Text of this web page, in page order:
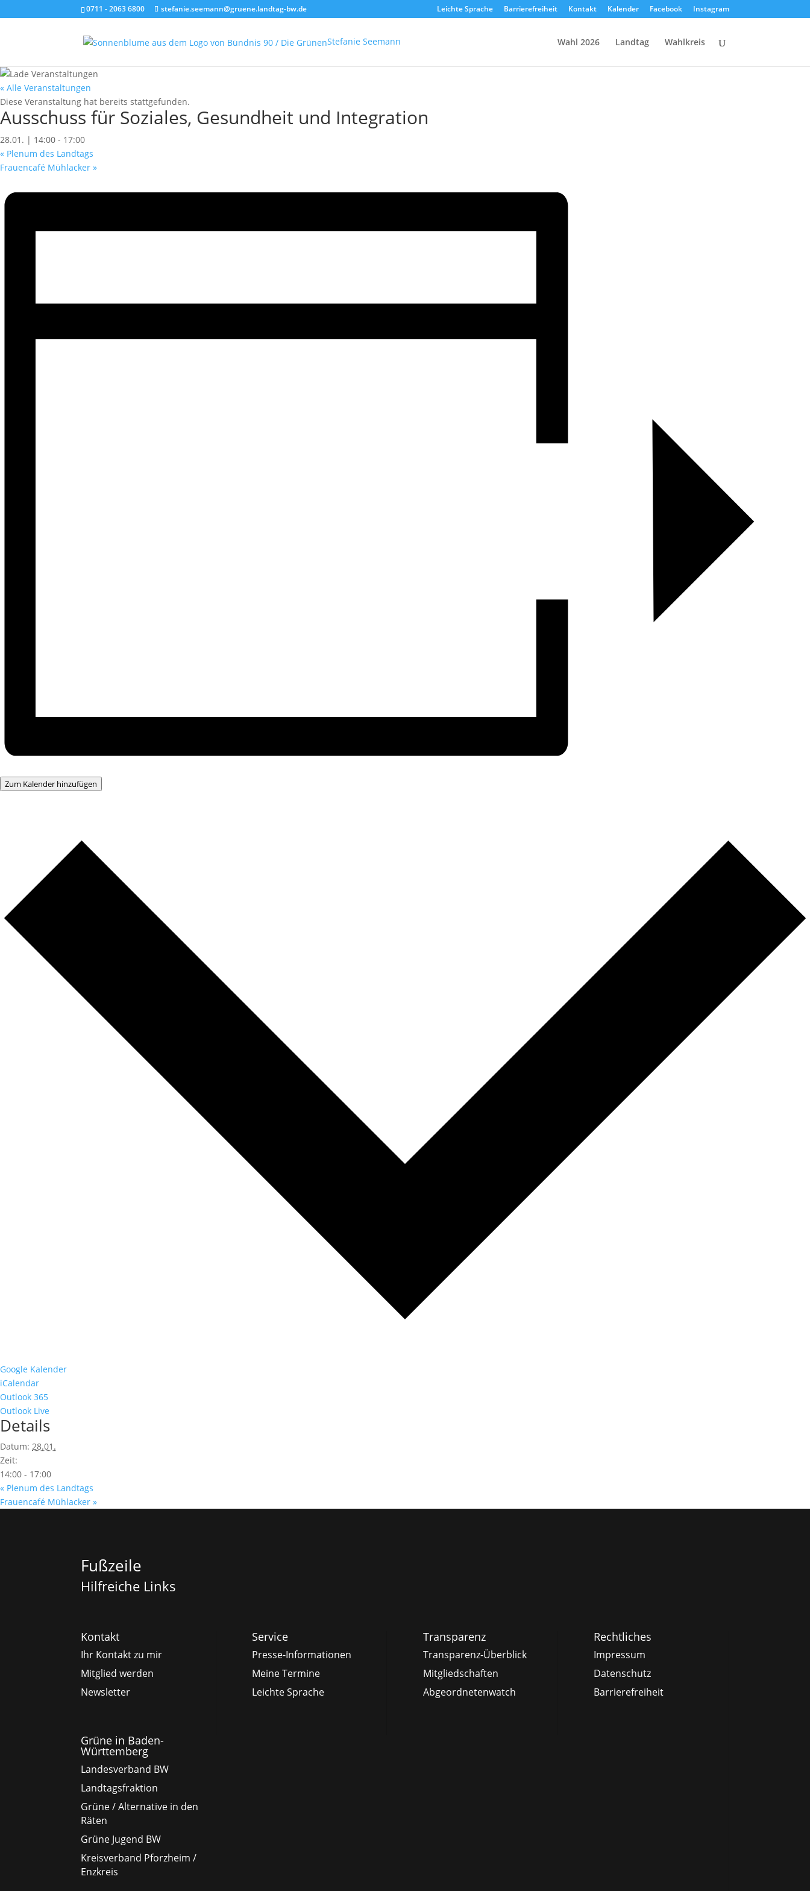
0711 - 2063 6800 stefanie.seemann@gruene.landtag-bw.de Leichte Sprache Barrierefreiheit Kontakt Kalender Facebook Instagram
Stefanie Seemann Wahl 2026 Landtag Wahlkreis
« Alle Veranstaltungen
Diese Veranstaltung hat bereits stattgefunden.
Ausschuss für Soziales, Gesundheit und Integration
28.01. | 14:00 - 17:00
« Plenum des Landtags
Frauencafé Mühlacker »
Zum Kalender hinzufügen
Google Kalender
iCalendar
Outlook 365
Outlook Live
Details
Datum: 28.01.
Zeit:
14:00 - 17:00
« Plenum des Landtags
Frauencafé Mühlacker »
Fußzeile
Hilfreiche Links
Kontakt
Ihr Kontakt zu mir
Mitglied werden
Newsletter
Service
Presse-Informationen
Meine Termine
Leichte Sprache
Transparenz
Transparenz-Überblick
Mitgliedschaften
Abgeordnetenwatch
Rechtliches
Impressum
Datenschutz
Barrierefreiheit
Grüne in Baden-
Württemberg
Landesverband BW
Landtagsfraktion
Grüne / Alternative in den
Räten
Grüne Jugend BW
Kreisverband Pforzheim /
Enzkreis